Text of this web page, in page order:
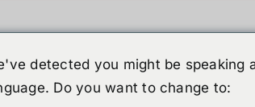
detected you might be speaking
Do you want to change to: